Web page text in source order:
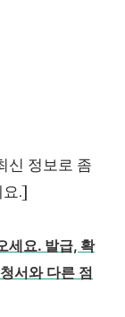
신 정보로 좀
.]
세요. 발급, 확
서와 다른 점